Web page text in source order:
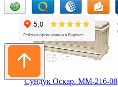
Сундук Оскар. ММ-216-08